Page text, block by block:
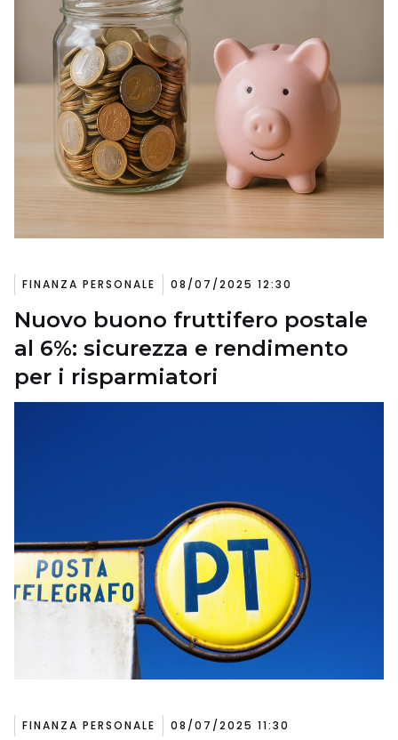
FINANZA PERSONALE 08/07/2025 12:30
Nuovo buono fruttifero postale
al 6%: sicurezza e rendimento
per i risparmiatori
FINANZA PERSONALE 08/07/2025 11:30